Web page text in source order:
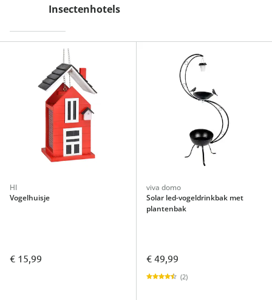
Insectenhotels
HI
Vogelhuisje
€ 15,99
viva domo
Solar led-vogeldrinkbak met
plantenbak
€ 49,99
(2)